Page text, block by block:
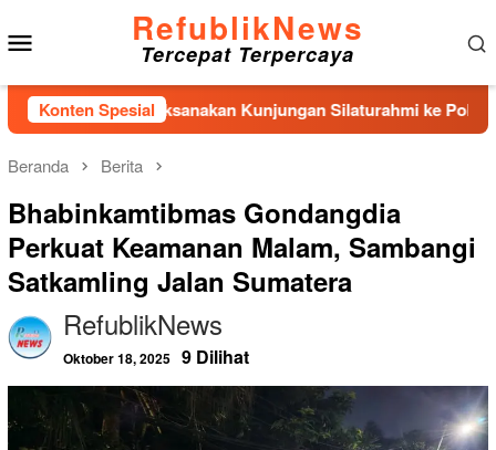
ke
konten
RefublikNews
Tercepat Terpercaya
Konten Spesial
Nias Laksanakan Kunjungan Silaturahmi ke Polres Nias
Beranda Berita
Bhabinkamtibmas Gondangdia
Perkuat Keamanan Malam, Sambangi
Satkamling Jalan Sumatera
RefublikNews
Oktober 18, 2025 9 Dilihat